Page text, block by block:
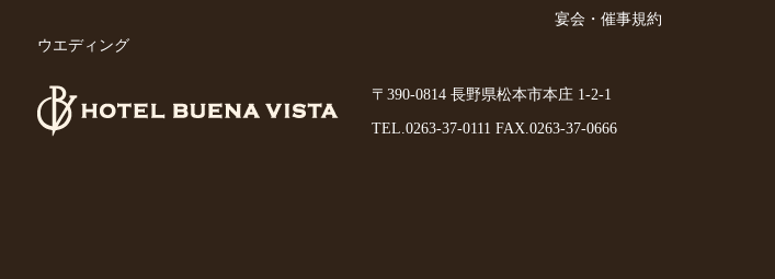
ウエディング
宴会・催事規約
〒390-0814 長野県松本市本庄 1-2-1
TEL.0263-37-0111 FAX.0263-37-0666